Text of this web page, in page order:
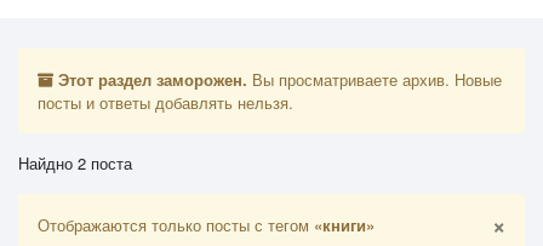
Этот раздел заморожен. Вы просматриваете архив. Новые
посты и ответы добавлять нельзя.
Найдно 2 поста
Отображаются только посты с тегом «книги» ×